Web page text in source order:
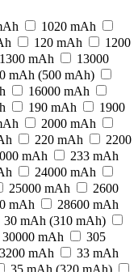
1020 mAh
120 mAh
1200
1300 mAh
13000
mAh (500 mAh)
16000 mAh
190 mAh
1900
2000 mAh
220 mAh
2200
mAh
233 mAh
24000 mAh
25000 mAh
2600
mAh
28600 mAh
30 mAh (310 mAh)
30000 mAh
305
3200 mAh
33 mAh
35 mAh (320 mAh)